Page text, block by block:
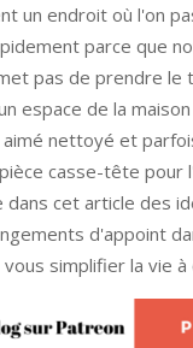
un endroit où l'on
parce que
pas de prendre le
espace de la
nettoyé et
casse-tête pour
dans cet article des
d'appoint
simplifier la vie à